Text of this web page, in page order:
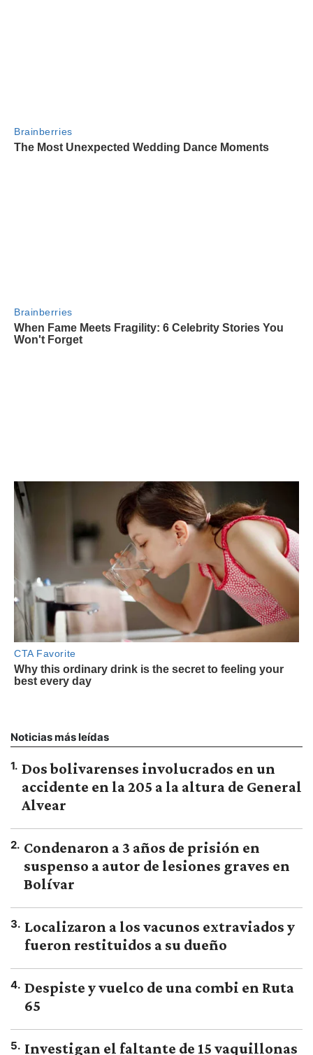
Noticias más leídas
1. Dos bolivarenses involucrados en un
accidente en la 205 a la altura de General
Alvear
2. Condenaron a 3 años de prisión en
suspenso a autor de lesiones graves en
Bolívar
3. Localizaron a los vacunos extraviados y
fueron restituidos a su dueño
4. Despiste y vuelco de una combi en Ruta
65
5. Investigan el faltante de 15 vaquillonas